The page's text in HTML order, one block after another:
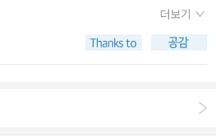
쉘 바케스 그림, 나딘 브렝콤므 글, 최
2005년 4월 하나도 안 심심해 마갈
휴가 구스티 글 그림, 최윤정 옮김 /
의 다양한 가지각색의 모습과 상황 묘
, 나도 별 다섯도대체 그 동안 무슨
집 안 곳곳에 남겨진 배설물들 때문에
더보기